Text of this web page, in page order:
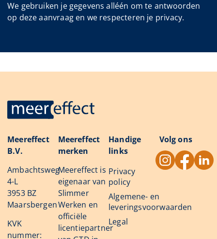
We gebruiken je gegevens alléén om te antwoorden
op deze aanvraag en we respecteren je privacy.
Meereffect
B.V.
Ambachtsweg
4-L
3953 BZ
Maarsbergen
KVK
nummer:
Meereffect
merken
Meereffect is
eigenaar van
Slimmer
Werken en
officiële
licentiepartner
Handige
links
Privacy
policy
Algemene- en
leveringsvoorwaarden
Legal
Volg ons